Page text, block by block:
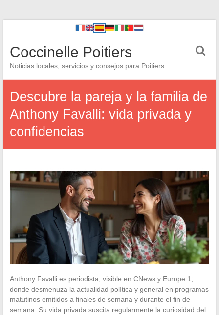
Coccinelle Poitiers
Noticias locales, servicios y consejos para Poitiers
Descubre la pareja y la familia de
Anthony Favalli: vida privada y
confidencias
Anthony Favalli es periodista, visible en CNews y Europe 1,
donde desmenuza la actualidad política y general en programas
matutinos emitidos a finales de semana y durante el fin de
semana. Su vida privada suscita regularmente la curiosidad del